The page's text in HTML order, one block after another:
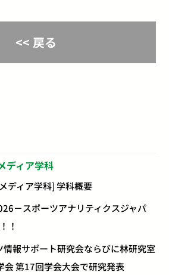
<< 戻る
ディア学科
ディア学科] 学科概要
－スポーツアナリティクスジャパ
！
報サポート研究会ならびに林研究室
会 第17回学会大会で研究発表